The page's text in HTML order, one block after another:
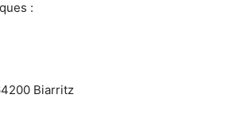
:
Biarritz